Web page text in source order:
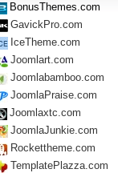
BonusThemes.com
GavickPro.com
IceTheme.com
Joomlart.com
Joomlabamboo.com
JoomlaPraise.com
Joomlaxtc.com
JoomlaJunkie.com
Rockettheme.com
TemplatePlazza.com